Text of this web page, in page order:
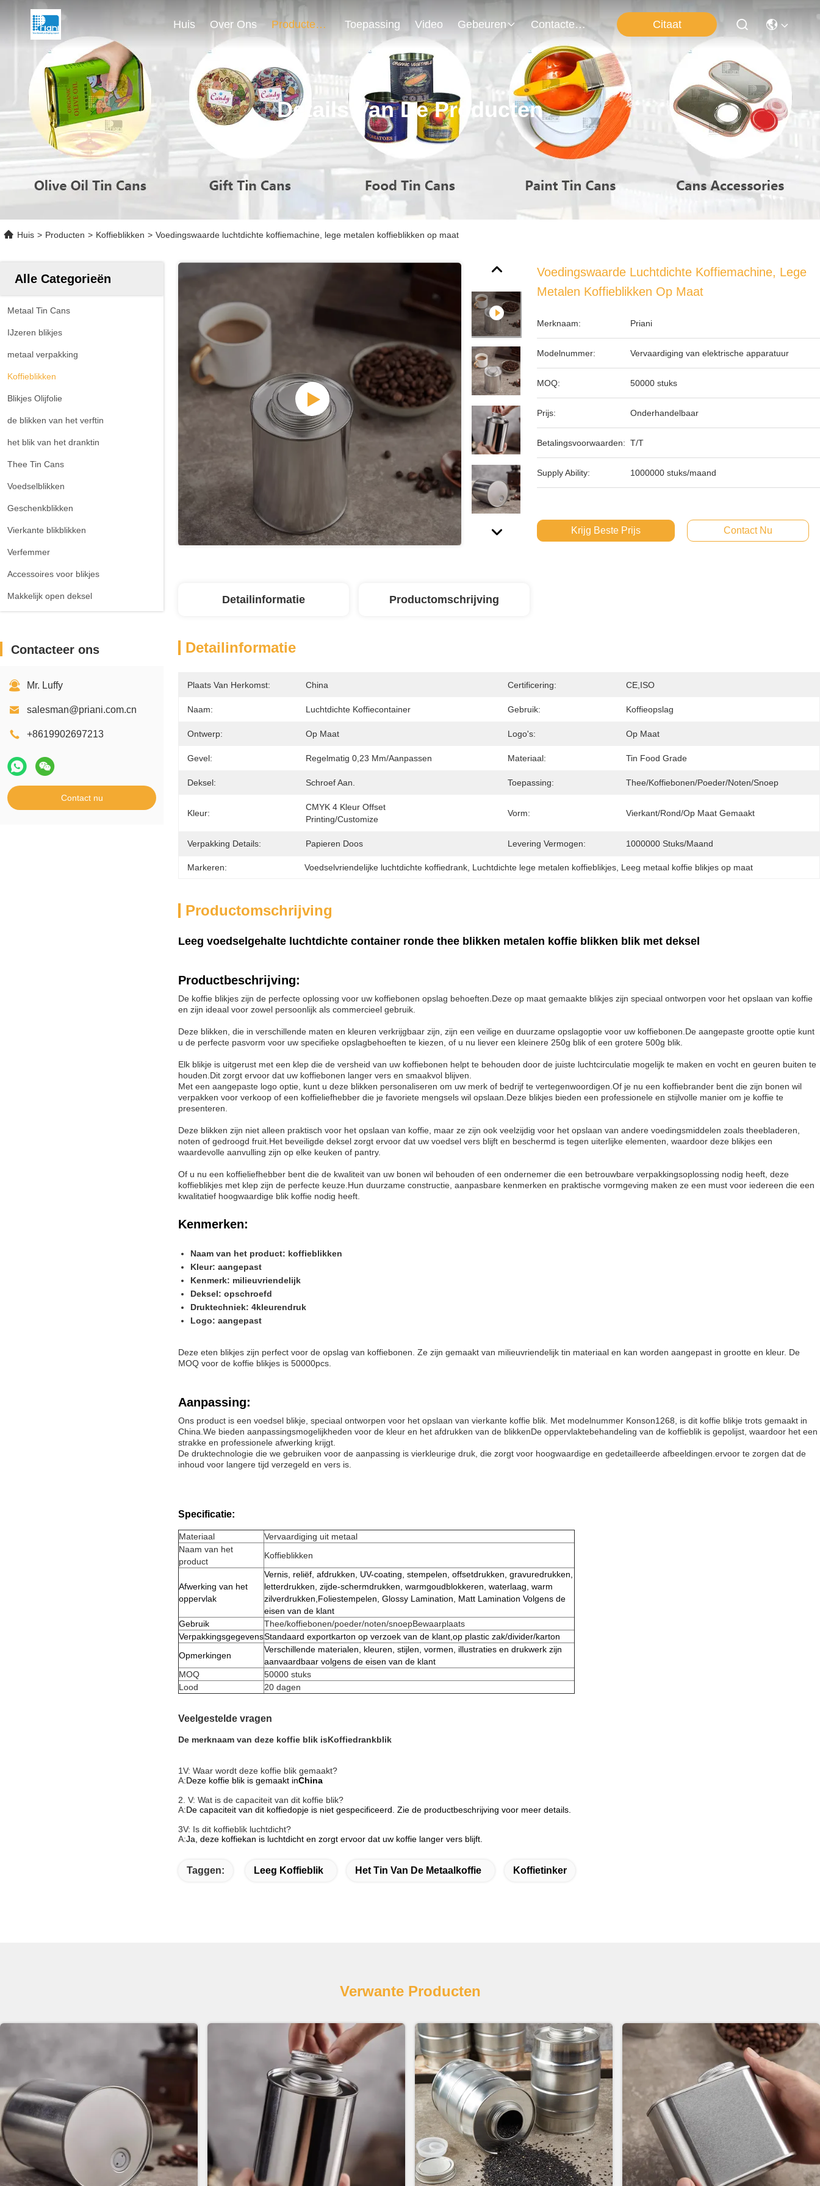
Huis Over Ons Producten Toepassing Video Gebeuren Contacteer Ons Citaat
Details Van De Producten
Huis > Producten > Koffieblikken > Voedingswaarde luchtdichte koffiemachine, lege metalen koffieblikken op maat
Alle Categorieën
Metaal Tin Cans
IJzeren blikjes
metaal verpakking
Koffieblikken
Blikjes Olijfolie
de blikken van het verftin
het blik van het dranktin
Thee Tin Cans
Voedselblikken
Geschenkblikken
Vierkante blikblikken
Verfemmer
Accessoires voor blikjes
Makkelijk open deksel
Contacteer ons
Mr. Luffy
salesman@priani.com.cn
+8619902697213
Contact nu
Voedingswaarde Luchtdichte Koffiemachine, Lege
Metalen Koffieblikken Op Maat
Merknaam: Priani
Modelnummer: Vervaardiging van elektrische apparatuur
MOQ: 50000 stuks
Prijs: Onderhandelbaar
Betalingsvoorwaarden: T/T
Supply Ability: 1000000 stuks/maand
Krijg Beste Prijs Contact Nu
Detailinformatie Productomschrijving
Detailinformatie
Plaats Van Herkomst: China Certificering: CE,ISO
Naam: Luchtdichte Koffiecontainer Gebruik: Koffieopslag
Ontwerp: Op Maat Logo's: Op Maat
Gevel: Regelmatig 0,23 Mm/aanpassen Materiaal: Tin Food Grade
Deksel: Schroef Aan. Toepassing: Thee/Koffiebonen/Poeder/Noten/Snoep
Kleur:
CMYK 4 Kleur Offset
Printing/Customize
Vorm: Vierkant/rond/op Maat Gemaakt
Verpakking Details: Papieren Doos Levering Vermogen: 1000000 Stuks/maand
Markeren: Voedselvriendelijke luchtdichte koffiedrank Luchtdichte lege metalen koffieblikjes Leeg metaal koffie blikjes op maat
Productomschrijving
Leeg voedselgehalte luchtdichte container ronde thee blikken metalen koffie blikken blik met deksel
Productbeschrijving:
De koffie blikjes zijn de perfecte oplossing voor uw koffiebonen opslag behoeften.Deze op maat gemaakte blikjes zijn speciaal ontworpen voor het opslaan van koffie
en zijn ideaal voor zowel persoonlijk als commercieel gebruik.
Deze blikken, die in verschillende maten en kleuren verkrijgbaar zijn, zijn een veilige en duurzame opslagoptie voor uw koffiebonen.De aangepaste grootte optie kunt
u de perfecte pasvorm voor uw specifieke opslagbehoeften te kiezen, of u nu liever een kleinere 250g blik of een grotere 500g blik.
Elk blikje is uitgerust met een klep die de versheid van uw koffiebonen helpt te behouden door de juiste luchtcirculatie mogelijk te maken en vocht en geuren buiten te
houden.Dit zorgt ervoor dat uw koffiebonen langer vers en smaakvol blijven.
Met een aangepaste logo optie, kunt u deze blikken personaliseren om uw merk of bedrijf te vertegenwoordigen.Of je nu een koffiebrander bent die zijn bonen wil
verpakken voor verkoop of een koffieliefhebber die je favoriete mengsels wil opslaan.Deze blikjes bieden een professionele en stijlvolle manier om je koffie te
presenteren.
Deze blikken zijn niet alleen praktisch voor het opslaan van koffie, maar ze zijn ook veelzijdig voor het opslaan van andere voedingsmiddelen zoals theebladeren,
noten of gedroogd fruit.Het beveiligde deksel zorgt ervoor dat uw voedsel vers blijft en beschermd is tegen uiterlijke elementen, waardoor deze blikjes een
waardevolle aanvulling zijn op elke keuken of pantry.
Of u nu een koffieliefhebber bent die de kwaliteit van uw bonen wil behouden of een ondernemer die een betrouwbare verpakkingsoplossing nodig heeft, deze
koffieblikjes met klep zijn de perfecte keuze.Hun duurzame constructie, aanpasbare kenmerken en praktische vormgeving maken ze een must voor iedereen die een
kwalitatief hoogwaardige blik koffie nodig heeft.
Kenmerken:
Naam van het product: koffieblikken
Kleur: aangepast
Kenmerk: milieuvriendelijk
Deksel: opschroefd
Druktechniek: 4kleurendruk
Logo: aangepast
Deze eten blikjes zijn perfect voor de opslag van koffiebonen. Ze zijn gemaakt van milieuvriendelijk tin materiaal en kan worden aangepast in grootte en kleur. De
MOQ voor de koffie blikjes is 50000pcs.
Aanpassing:
Ons product is een voedsel blikje, speciaal ontworpen voor het opslaan van vierkante koffie blik. Met modelnummer Konson1268, is dit koffie blikje trots gemaakt in
China.We bieden aanpassingsmogelijkheden voor de kleur en het afdrukken van de blikkenDe oppervlaktebehandeling van de koffieblik is gepolijst, waardoor het een
strakke en professionele afwerking krijgt.
De druktechnologie die we gebruiken voor de aanpassing is vierkleurige druk, die zorgt voor hoogwaardige en gedetailleerde afbeeldingen.ervoor te zorgen dat de
inhoud voor langere tijd verzegeld en vers is.
Specificatie:
Materiaal
Vervaardiging uit metaal
Naam van het
product
Koffieblikken
Afwerking van het
oppervlak
Vernis, reliëf, afdrukken, UV-coating, stempelen, offsetdrukken, gravuredrukken,
letterdrukken, zijde-schermdrukken, warmgoudblokkeren, waterlaag, warm
zilverdrukken,Foliestempelen, Glossy Lamination, Matt Lamination Volgens de
eisen van de klant
Gebruik
Thee/koffiebonen/poeder/noten/snoepBewaarplaats
VerpakkingsgegevensStandaard exportkarton op verzoek van de klant,op plastic zak/divider/karton
Opmerkingen
Verschillende materialen, kleuren, stijlen, vormen, illustraties en drukwerk zijn
aanvaardbaar volgens de eisen van de klant
MOQ
50000 stuks
Lood
20 dagen
Veelgestelde vragen
De merknaam van deze koffie blik isKoffiedrankblik
1V: Waar wordt deze koffie blik gemaakt?
A:Deze koffie blik is gemaakt inChina
2. V: Wat is de capaciteit van dit koffie blik?
A:De capaciteit van dit koffiedopje is niet gespecificeerd. Zie de productbeschrijving voor meer details.
3V: Is dit koffieblik luchtdicht?
A:Ja, deze koffiekan is luchtdicht en zorgt ervoor dat uw koffie langer vers blijft.
Taggen: Leeg Koffieblik Het Tin Van De Metaalkoffie Koffietinker
Verwante Producten